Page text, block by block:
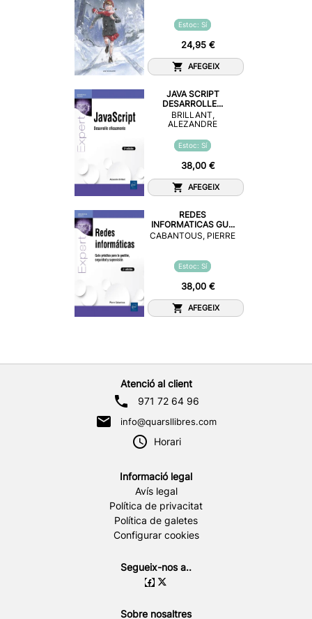
Estoc: Sí
24,95 €
AFEGEIX
JAVA SCRIPT
DESARROLLE...
BRILLANT,
ALEZANDRE
Estoc: Sí
38,00 €
AFEGEIX
REDES
INFORMATICAS GU...
CABANTOUS, PIERRE
Estoc: Sí
38,00 €
AFEGEIX
Atenció al client
971 72 64 96
info@quarsllibres.com
Horari
Informació legal
Avís legal
Política de privacitat
Política de galetes
Configurar cookies
Segueix-nos a..
Sobre nosaltres